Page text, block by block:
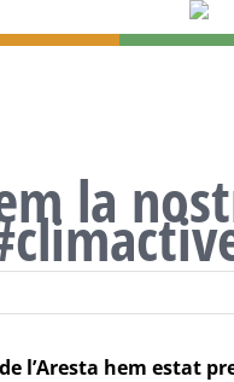
la
de l’Aresta hem